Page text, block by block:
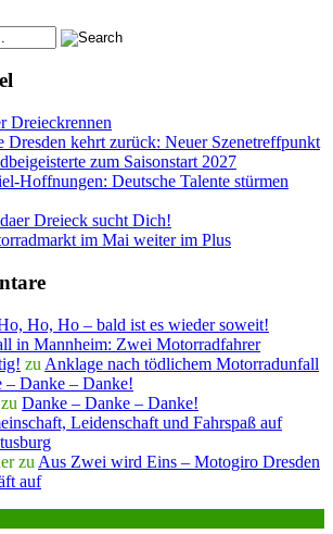
Dreieckrennen
Dresden kehrt zurück: Neuer Szenetreffpunkt
zum Saisonstart 2027
Hoffnungen: Deutsche Talente stürmen
Dreieck sucht Dich!
im Mai weiter im Plus
Ho, Ho – bald ist es wieder soweit!
in Mannheim: Zwei Motorradfahrer
zu Anklage nach tödlichem Motorradunfall
– Danke – Danke!
zu Danke – Danke – Danke!
Leidenschaft und Fahrspaß auf
zu Aus Zwei wird Eins – Motogiro Dresden
auf